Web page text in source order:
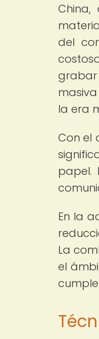
del
grabar
la era
Con el
papel.
En la
La
el